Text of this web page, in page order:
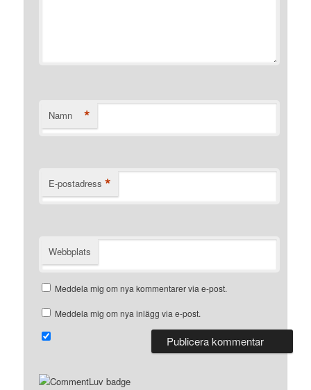
Namn *
E-postadress *
Webbplats
Meddela mig om nya kommentarer via e-post.
Meddela mig om nya inlägg via e-post.